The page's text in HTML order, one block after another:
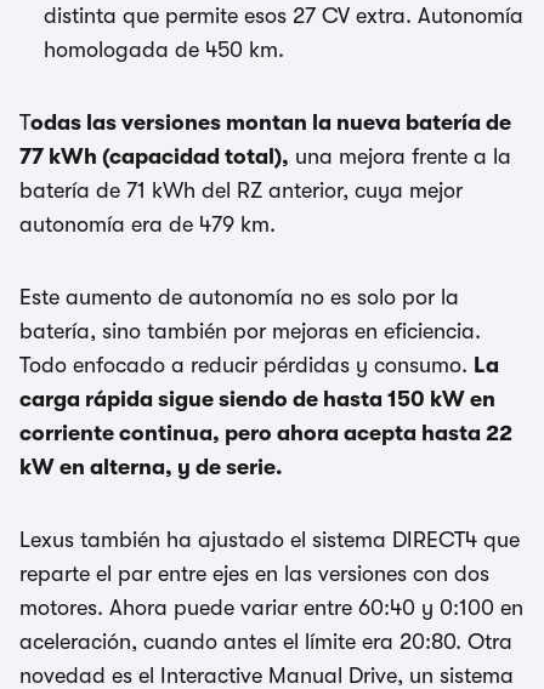
distinta que permite esos 27 CV extra. Autonomía
homologada de 450 km.
Todas las versiones montan la nueva batería de
77 kWh (capacidad total), una mejora frente a la
batería de 71 kWh del RZ anterior, cuya mejor
autonomía era de 479 km.
Este aumento de autonomía no es solo por la
batería, sino también por mejoras en eficiencia.
Todo enfocado a reducir pérdidas y consumo. La
carga rápida sigue siendo de hasta 150 kW en
corriente continua, pero ahora acepta hasta 22
kW en alterna, y de serie.
Lexus también ha ajustado el sistema DIRECT4 que
reparte el par entre ejes en las versiones con dos
motores. Ahora puede variar entre 60:40 y 0:100 en
aceleración, cuando antes el límite era 20:80. Otra
novedad es el Interactive Manual Drive, un sistema